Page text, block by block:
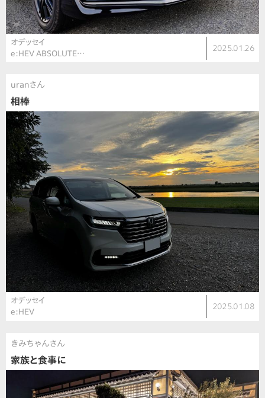
オデッセイ
e:HEV ABSOLUTE…
2025.01.26
uranさん
相棒
オデッセイ
e:HEV
2025.01.08
きみちゃんさん
家族と食事に